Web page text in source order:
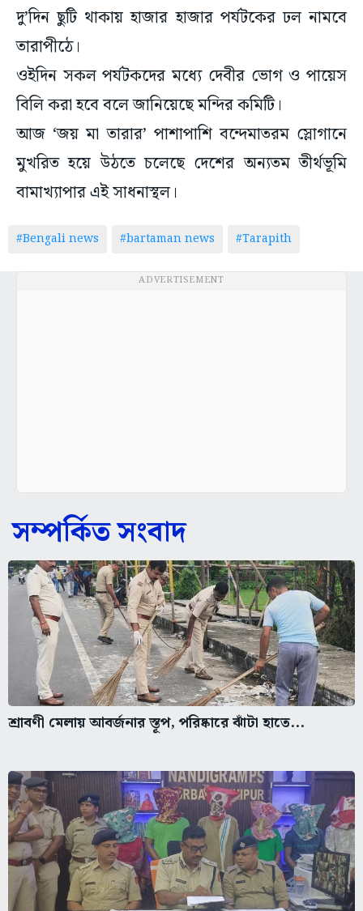
দু’দিন ছুটি থাকায় হাজার হাজার পর্যটকের ঢল নামবে
তারাপীঠে।
ওইদিন সকল পর্যটকদের মধ্যে দেবীর ভোগ ও পায়েস
বিলি করা হবে বলে জানিয়েছে মন্দির কমিটি।
আজ ‘জয় মা তারার’ পাশাপাশি বন্দেমাতরম স্লোগানে
মুখরিত হয়ে উঠতে চলেছে দেশের অন্যতম তীর্থভূমি
বামাখ্যাপার এই সাধনাস্থল।
#Bengali news #bartaman news #Tarapith
ADVERTISEMENT
সম্পর্কিত সংবাদ
শ্রাবণী মেলায় আবর্জনার স্তূপ, পরিষ্কারে ঝাঁটা হাতে...